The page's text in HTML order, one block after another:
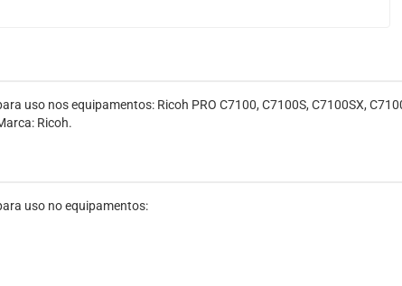
uso nos equipamentos: Ricoh PRO C7100, C7100S, C7100SX,
Ricoh.
uso no equipamentos: